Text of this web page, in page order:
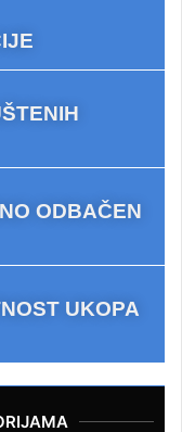
ODBAČEN
UKOPA